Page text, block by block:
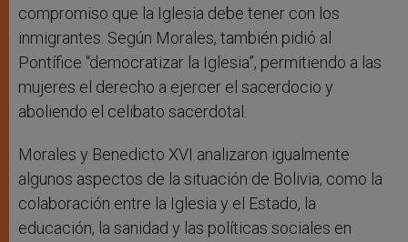
compromiso que la Iglesia debe tener con los
inmigrantes. Según Morales, también pidió al
Pontífice “democratizar la Iglesia”, permitiendo a las
mujeres el derecho a ejercer el sacerdocio y
aboliendo el celibato sacerdotal.
Morales y Benedicto XVI analizaron igualmente
algunos aspectos de la situación de Bolivia, como la
colaboración entre la Iglesia y el Estado, la
educación, la sanidad y las políticas sociales en